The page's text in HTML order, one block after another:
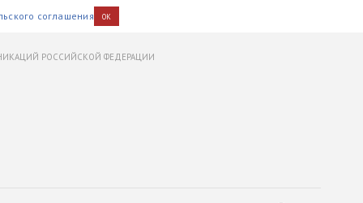
соглашения OK
РОССИЙСКОЙ ФЕДЕРАЦИИ